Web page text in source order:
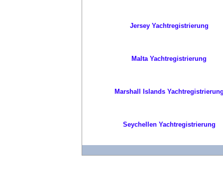
Jersey Yachtregistrierung
Malta Yachtregistrierung
Marshall Islands
Seychellen Yachtregistrierung